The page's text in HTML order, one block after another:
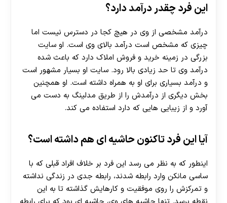
این فرد چقدر درآمد دارد؟
درآمد مشخصی از وی در هیچ کجا در دسترس نیست اما
چیزی که مشخص است درآمد بالای وی است. او سایت
بزرگی در زمینه خرید و فروش املاک دارد که باعث شده
درآمد وی تا حد زیادی بالا رود. سایت او بسیار مشهور است
و درآمد بسیاری برای او به همراه داشته است. او همچنین
بخش دیگری از درآمدش را از طریق مدلینگ به دست می
آورد و از زیبایی هایی که دارد استفاده می کند.
آیا این فرد تاکنون حاشیه ای هم داشته است؟
اینطور که به نظر می رسد این فرد بر خلاف افراد قبلی که با
ساسی مانکن وارد رابطه شدند، رابطه جدی در زندگی نداشته
و تمرکزش را روی موفقیت و کارهایش گذاشته تا به این